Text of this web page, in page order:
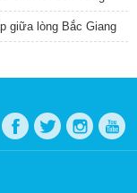
giữa lòng Bắc Giang